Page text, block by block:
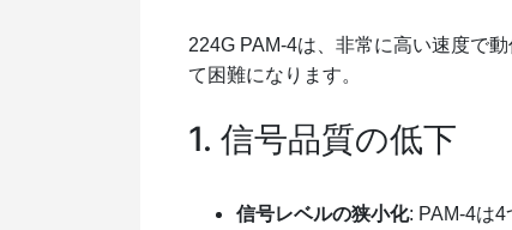
224G PAM-4は、非常に高い速度で
て困難になります。
1. 信号品質の低下
信号レベルの狭小化: PAM-4は